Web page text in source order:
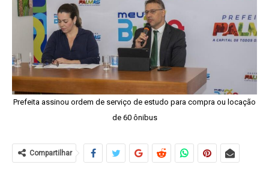
Prefeita assinou ordem de serviço de estudo para compra ou locação
de 60 ônibus
Compartilhar